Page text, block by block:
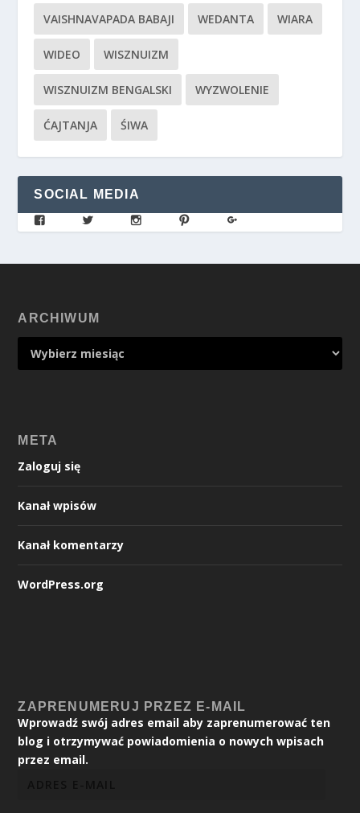
VAISHNAVAPADA BABAJI WEDANTA WIARA
WIDEO WISZNUIZM
WISZNUIZM BENGALSKI WYZWOLENIE
ĆAJTANJA ŚIWA
SOCIAL MEDIA
ARCHIWUM
META
Zaloguj się
Kanał wpisów
Kanał komentarzy
WordPress.org
ZAPRENUMERUJ PRZEZ E-MAIL
Wprowadź swój adres email aby zaprenumerować ten
blog i otrzymywać powiadomienia o nowych wpisach
przez email.